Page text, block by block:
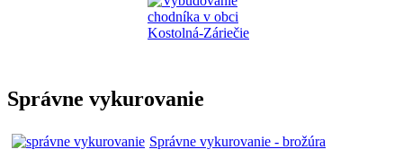
Správne vykurovanie
Správne vykurovanie - brožúra